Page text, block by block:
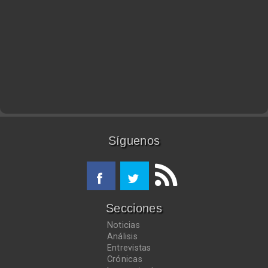
Síguenos
Secciones
Noticias
Análisis
Entrevistas
Crónicas